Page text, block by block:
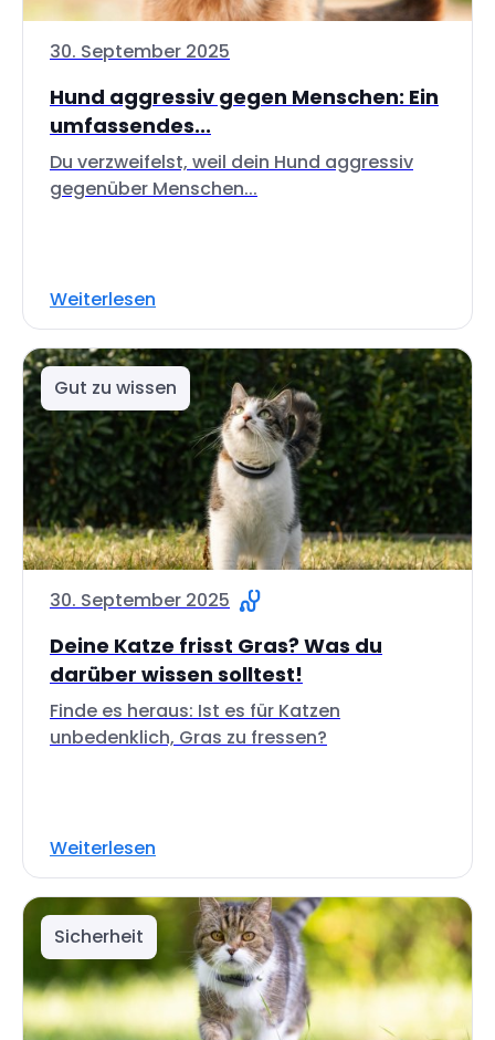
30. September 2025
Hund aggressiv gegen Menschen: Ein
umfassendes...
Du verzweifelst, weil dein Hund aggressiv
gegenüber Menschen...
Weiterlesen
Gut zu wissen
30. September 2025
Deine Katze frisst Gras? Was du
darüber wissen solltest!
Finde es heraus: Ist es für Katzen
unbedenklich, Gras zu fressen?
Weiterlesen
Sicherheit